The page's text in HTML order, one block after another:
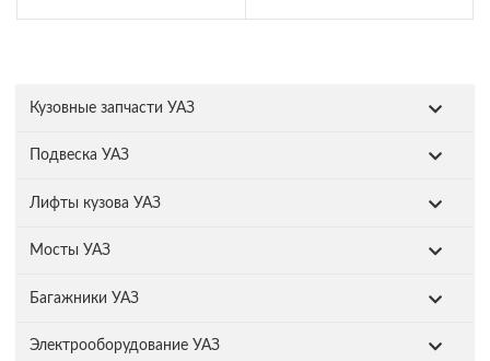
Кузовные запчасти УАЗ
Подвеска УАЗ
Лифты кузова УАЗ
Мосты УАЗ
Багажники УАЗ
Электрооборудование УАЗ